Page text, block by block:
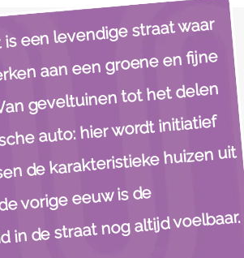
een levendige straat waar
aan een groene en fijne
geveltuinen tot het delen
auto: hier wordt initiatief
de karakteristieke huizen uit
vorige eeuw is de
de straat nog altijd voelbaar.